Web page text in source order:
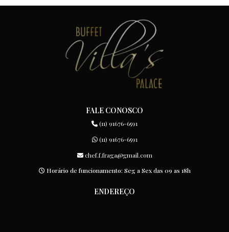
FALE CONOSCO
(11) 91676-6591
(11) 91676-6591
chef.f.fraga@gmail.com
Horário de funcionamento: Seg a Sex das 09 as 18h
ENDEREÇO